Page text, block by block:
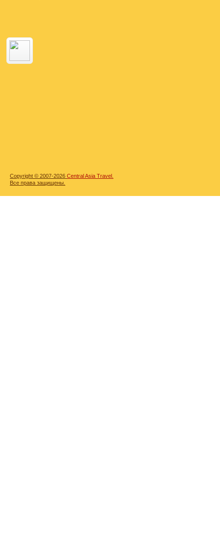
Copyright © 2007-2026 Central Asia Travel.
Все права защищены.